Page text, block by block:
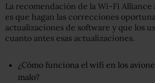
La recomendación de la Wi-Fi Alliance
es que hagan las correcciones
actualizaciones de software y que los
cuanto antes esas actualizaciones.
¿Cómo funciona el wifi en los
malo?